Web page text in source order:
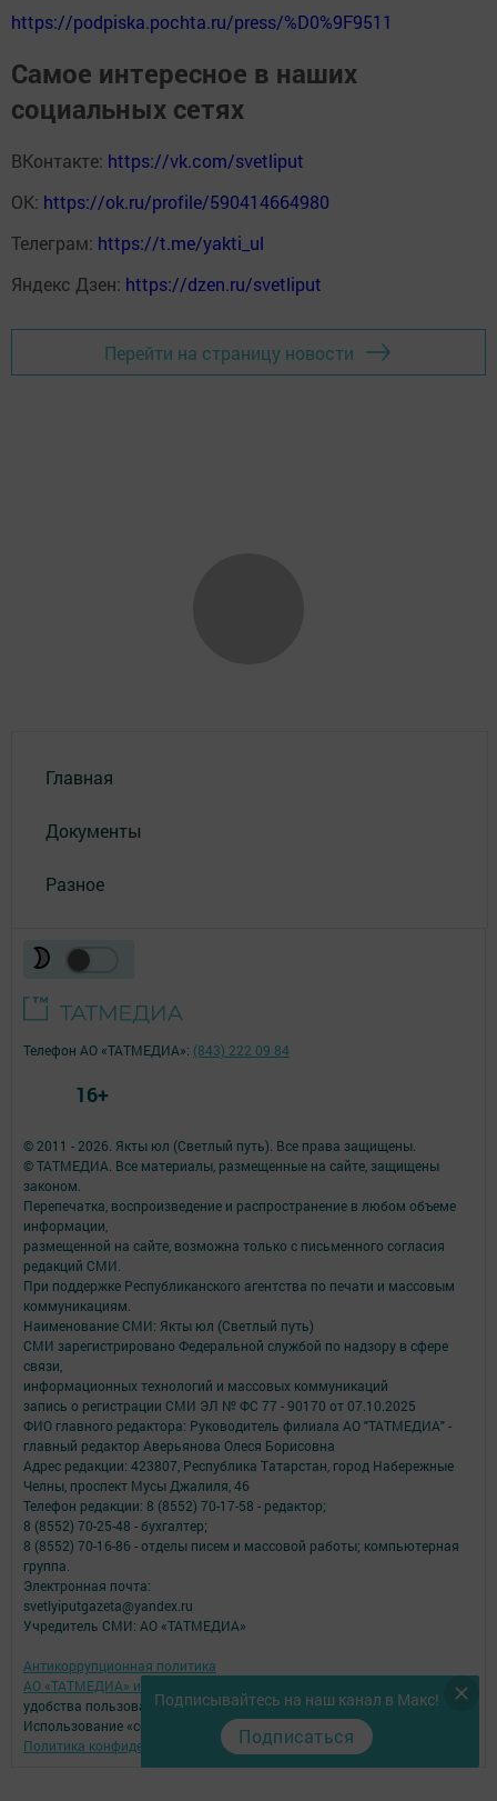
https://podpiska.pochta.ru/press/%D0%9F9511
Самое интересное в наших
социальных сетях
ВКонтакте: https://vk.com/svetliput
ОК: https://ok.ru/profile/590414664980
Телеграм: https://t.me/yakti_ul
Яндекс Дзен: https://dzen.ru/svetliput
Перейти на страницу новости
Главная
Документы
Разное
Подписывайтесь на наш канал в Макс!
Подписаться
© 2011 - 2026. Якты юл (Светлый путь). Все права защищены.
© ТАТМЕДИА. Все материалы, размещенные на сайте, защищены
законом.
Перепечатка, воспроизведение и распространение в любом объеме
информации,
размещенной на сайте, возможна только с письменного согласия
редакций СМИ.
При поддержке Республиканского агентства по печати и массовым
коммуникациям.
Наименование СМИ: Якты юл (Светлый путь)
СМИ зарегистрировано Федеральной службой по надзору в сфере
связи,
информационных технологий и массовых коммуникаций
запись о регистрации СМИ ЭЛ № ФС 77 - 90170 от 07.10.2025
ФИО главного редактора: Руководитель филиала АО "ТАТМЕДИА" -
главный редактор Аверьянова Олеся Борисовна
Адрес редакции: 423807, Республика Татарстан, город Набережные
Челны, проспект Мусы Джалиля, 46
Телефон редакции: 8 (8552) 70-17-58 - редактор;
8 (8552) 70-25-48 - бухгалтер;
8 (8552) 70-16-86 - отделы писем и массовой работы; компьютерная
группа.
Электронная почта:
svetlyiputgazeta@yandex.ru
Учредитель СМИ: АО «ТАТМЕДИА»
Антикоррупционная политика
АО «ТАТМЕДИА» использует «cookie»
для персонализации сервисов и
удобства пользователей сайтом.
Использование «cookie» можно отменить в настройках браузера.
Политика конфиденциальности
Телефон АО «ТАТМЕДИА»: (843) 222 09 84
16+